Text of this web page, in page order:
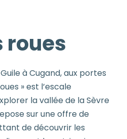
roues
à Cugand, aux portes
» est l’escale
la vallée de la Sèvre
sur une offre de
de découvrir les